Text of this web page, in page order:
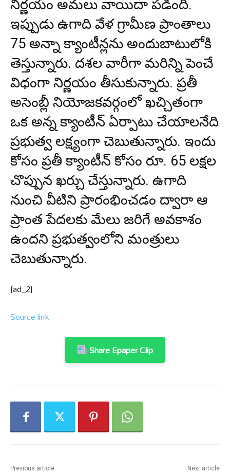
నిర్ణయం అమలు వాయిదా పడింది.
ఇప్పుడు ఉగాది వేళ గ్రామీణ ప్రాంతాలు
75 అన్నా క్యాంటీన్లను అందుబాటులోకి
తెస్తున్నారు. దశల వారీగా మరిన్ని పెంచే
విధంగా నిర్ణయం తీసుకున్నారు. ప్రతీ
అసెంబ్లీ నియోజకవర్గంలో ఖచ్చితంగా
ఒక అన్న క్యాంటీన్ ఏర్పాటు చేయాలనేది
ప్రభుత్వ లక్ష్యంగా చెబుతున్నారు. ఇందు
కోసం ప్రతీ క్యాంటీన్ కోసం రూ. 65 లక్షల
చొప్పున ఖర్చు చేస్తున్నారు. ఉగాది
నుంచి వీటిని ప్రారంభించడం ద్వారా ఆ
ప్రాంత పేదలకు మేలు జరిగే అవకాశం
ఉందని ప్రభుత్వంలోని మంత్రులు
చెబుతున్నారు.
[ad_2]
Source link
Share Epaper Clip
Previous article Next article